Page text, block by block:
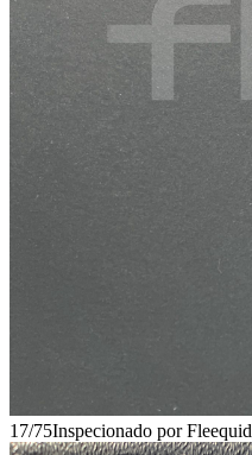
17/75Inspecionado por Fleequid